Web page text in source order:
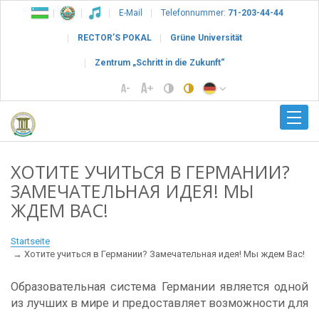
E-Mail Telefonnummer: 71-203-44-44
RECTOR’S POKAL Grüne Universität
Zentrum „Schritt in die Zukunft“
ХОТИТЕ УЧИТЬСЯ В ГЕРМАНИИ?
ЗАМЕЧАТЕЛЬНАЯ ИДЕЯ! МЫ
ЖДЕМ ВАС!
Startseite
Хотите учиться в Германии? Замечательная идея! Мы ждем Вас!
Образовательная система Германии является одной
из лучших в мире и предоставляет возможности для